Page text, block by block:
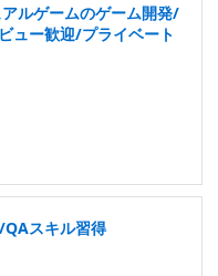
ルゲームのゲーム開発/
ュー歓迎/プライベート
スキル習得